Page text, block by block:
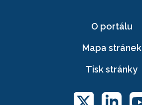
O portálu
Mapa stránek
Tisk stránky